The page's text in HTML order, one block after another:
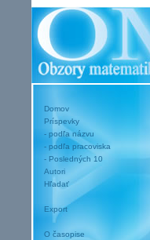
Domov
Príspevky
- podľa názvu
- podľa pracoviska
- Posledných 10
Autori
Hľadať
Export
O časopise